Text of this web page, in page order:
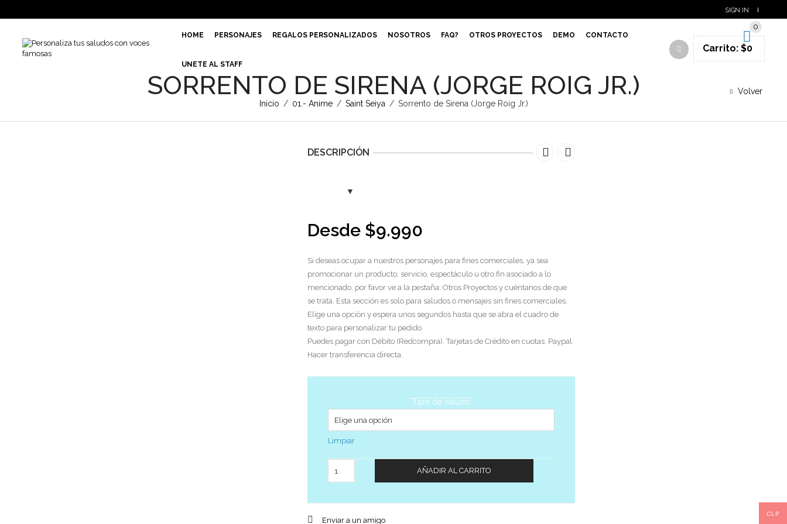
SIGN IN
HOME PERSONAJES REGALOS PERSONALIZADOS NOSOTROS FAQ? OTROS PROYECTOS DEMO CONTACTO
UNETE AL STAFF
0
Carrito: $0
SORRENTO DE SIRENA (JORGE ROIG JR.)
Inicio / 01.- Anime / Saint Seiya / Sorrento de Sirena (Jorge Roig Jr.)
Volver
DESCRIPCIÓN
Desde $9.990
Si deseas ocupar a nuestros personajes para fines comerciales, ya sea
promocionar un producto, servicio, espectáculo u otro fin asociado a lo
mencionado, por favor ve a la pestaña: Otros Proyectos y cuéntanos de que
se trata. Esta sección es solo para saludos o mensajes sin fines comerciales.
Elige una opción y espera unos segundos hasta que se abra el cuadro de
texto para personalizar tu pedido.
Puedes pagar con Débito (Redcompra). Tarjetas de Crédito en cuotas. Paypal.
Hacer transferencia directa.
Tipo de saludo
Limpiar
AÑADIR AL CARRITO
Enviar a un amigo
CLP